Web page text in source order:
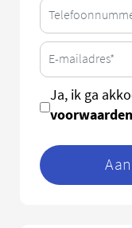
Ja, ik ga
voorwaarden